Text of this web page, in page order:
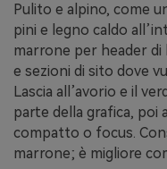
Pulito e alpino, come
pini e legno caldo
marrone per header di
e sezioni di sito dove
Lascia all’avorio e il
parte della grafica, poi
compatto o focus.
marrone; è migliore